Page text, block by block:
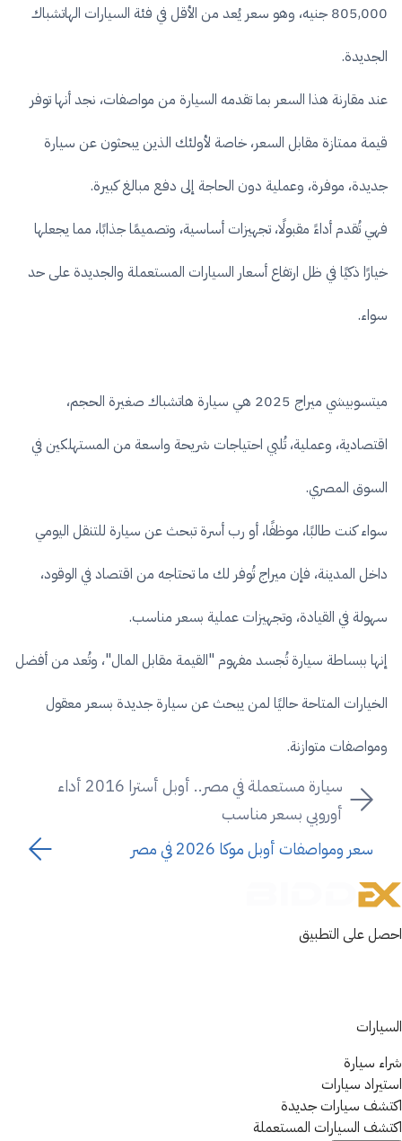
805,000 جنيه، وهو سعر يُعد من الأقل في فئة السيارات الهاتشباك
الجديدة.
عند مقارنة هذا السعر بما تقدمه السيارة من مواصفات، نجد أنها توفر
قيمة ممتازة مقابل السعر، خاصة لأولئك الذين يبحثون عن سيارة
جديدة، موفرة، وعملية دون الحاجة إلى دفع مبالغ كبيرة.
فهي تُقدم أداءً مقبولًا، تجهيزات أساسية، وتصميمًا جذابًا، مما يجعلها
خيارًا ذكيًا في ظل ارتفاع أسعار السيارات المستعملة والجديدة على حد
سواء.
ميتسوبيشي ميراج 2025 هي سيارة هاتشباك صغيرة الحجم،
اقتصادية، وعملية، تُلبي احتياجات شريحة واسعة من المستهلكين في
السوق المصري.
سواء كنت طالبًا، موظفًا، أو رب أسرة تبحث عن سيارة للتنقل اليومي
داخل المدينة، فإن ميراج تُوفر لك ما تحتاجه من اقتصاد في الوقود،
سهولة في القيادة، وتجهيزات عملية بسعر مناسب.
إنها ببساطة سيارة تُجسد مفهوم "القيمة مقابل المال"، وتُعد من أفضل
الخيارات المتاحة حاليًا لمن يبحث عن سيارة جديدة بسعر معقول
ومواصفات متوازنة.
سيارة مستعملة في مصر.. أوبل أسترا 2016 أداء
أوروبي بسعر مناسب
سعر ومواصفات أوبل موكا 2026 في مصر
احصل على التطبيق
السيارات
شراء سيارة
استيراد سيارات
اكتشف سيارات جديدة
اكتشف السيارات المستعملة